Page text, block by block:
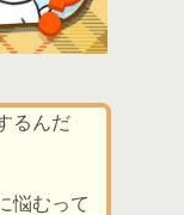
るんだ
悩むって